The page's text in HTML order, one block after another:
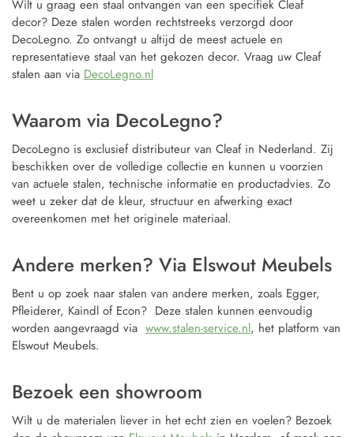
Wilt u graag een staal ontvangen van een specifiek Cleaf
decor? Deze stalen worden rechtstreeks verzorgd door
DecoLegno. Zo ontvangt u altijd de meest actuele en
representatieve staal van het gekozen decor. Vraag uw Cleaf
stalen aan via DecoLegno.nl
Waarom via DecoLegno?
DecoLegno is exclusief distributeur van Cleaf in Nederland. Zij
beschikken over de volledige collectie en kunnen u voorzien
van actuele stalen, technische informatie en productadvies. Zo
weet u zeker dat de kleur, structuur en afwerking exact
overeenkomen met het originele materiaal.
Andere merken? Via Elswout Meubels
Bent u op zoek naar stalen van andere merken, zoals Egger,
Pfleiderer, Kaindl of Econ? Deze stalen kunnen eenvoudig
worden aangevraagd via www.stalen-service.nl, het platform van
Elswout Meubels.
Bezoek een showroom
Wilt u de materialen liever in het echt zien en voelen? Bezoek